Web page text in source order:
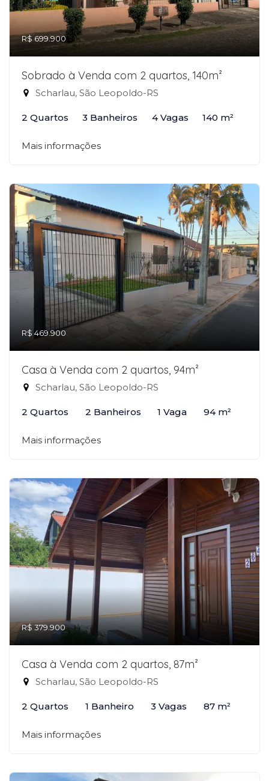
R$ 699.900
Sobrado à Venda com 2 quartos, 140m²
Scharlau, São Leopoldo-RS
2 Quartos 3 Banheiros 4 Vagas 140 m²
Mais informações
R$ 469.900
Casa à Venda com 2 quartos, 94m²
Scharlau, São Leopoldo-RS
2 Quartos 2 Banheiros 1 Vaga 94 m²
Mais informações
R$ 379.900
Casa à Venda com 2 quartos, 87m²
Scharlau, São Leopoldo-RS
2 Quartos 1 Banheiro 3 Vagas 87 m²
Mais informações